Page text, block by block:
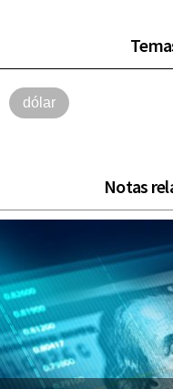
dólar
Notas